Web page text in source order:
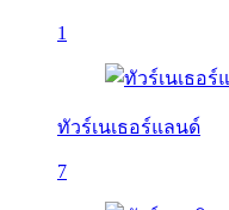
1
ทัวร์เนเธอร์แลนด์
7